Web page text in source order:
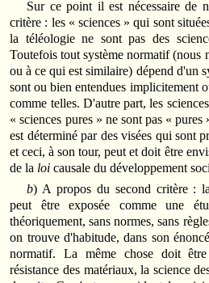
Sur ce point il est nécessaire de
critère : les « sciences » qui sont
la téléologie ne sont pas des
Toutefois tout système normatif (nous
ou à ce qui est similaire) dépend d'un
sont ou bien entendues implicitement
comme telles. D'autre part, les
« sciences pures » ne sont pas « pures
est déterminé par des visées qui sont
et ceci, à son tour, peut et doit être
de la loi causale du développement
b) A propos du second critère :
peut être exposée comme une
théoriquement, sans normes, sans
on trouve d'habitude, dans son
normatif. La même chose doit
résistance des matériaux, la science